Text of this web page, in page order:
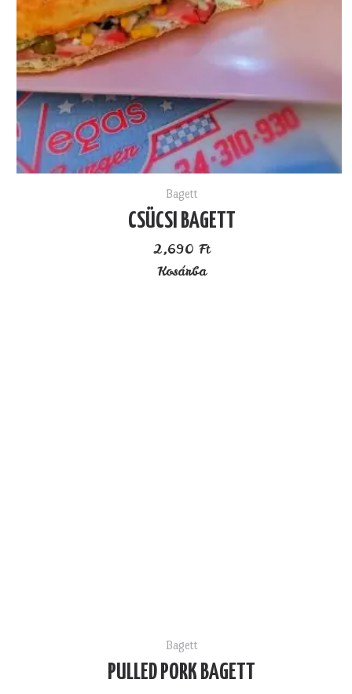
Bagett
CSÜCSI BAGETT
2,690 Ft
Kosárba
Bagett
PULLED PORK BAGETT